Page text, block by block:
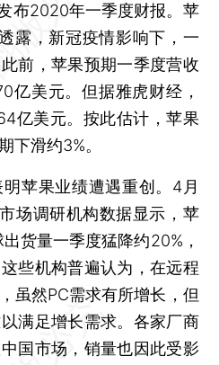
2020年一季度财报。苹
露，新冠疫情影响下，一
前，苹果预期一季度营收
亿美元。但据雅虎财经，
亿美元。按此估计，苹果
下滑约3%。
苹果业绩遭遇重创。4月
场调研机构数据显示，苹
货量一季度猛降约20%，
些机构普遍认为，在远程
虽然PC需求有所增长，但
满足增长需求。各家厂商
国市场，销量也因此受影